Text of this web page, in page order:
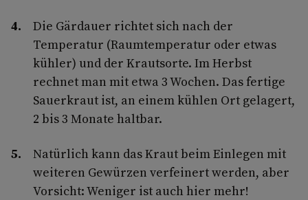
Die Gärdauer richtet sich nach der
Temperatur (Raumtemperatur oder etwas
kühler) und der Krautsorte. Im Herbst
rechnet man mit etwa 3 Wochen. Das fertige
Sauerkraut ist, an einem kühlen Ort gelagert,
2 bis 3 Monate haltbar.
Natürlich kann das Kraut beim Einlegen mit
weiteren Gewürzen verfeinert werden, aber
Vorsicht: Weniger ist auch hier mehr!